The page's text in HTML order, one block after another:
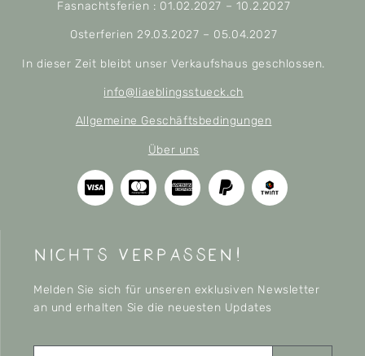
Fasnachtsferien : 01.02.2027 – 10.2.2027
Osterferien 29.03.2027 – 05.04.2027
In dieser Zeit bleibt unser Verkaufshaus geschlossen.
info@liaeblingsstueck.ch
Allgemeine Geschäftsbedingungen
Über uns
nichts verpassen!
Melden Sie sich für unseren exklusiven Newsletter
an und erhalten Sie die neuesten Updates